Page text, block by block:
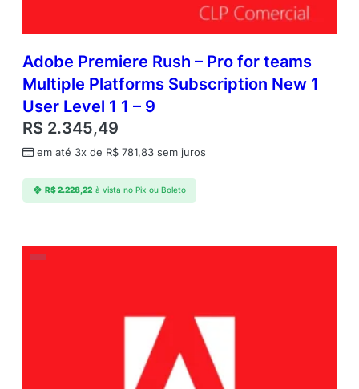
Adobe Premiere Rush – Pro for teams
Multiple Platforms Subscription New 1
User Level 1 1 – 9
R$ 2.345,49
em até 3x de R$ 781,83 sem juros
R$2.228,22 à vista no Pix ou Boleto